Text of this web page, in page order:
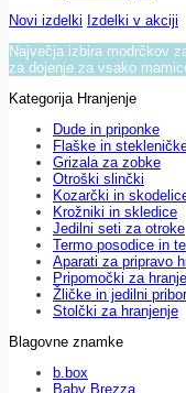
Novi izdelki Izdelki v akciji
Največja izbira modrčkov
za dojenje za vsako
Kategorija Hranjenje
Dude in priponke
Flaške in
Grizala za zobke
Otroški slinčki
Kozarčki in
Krožniki in skledice
Jedilni seti za otroke
Termo posodice in
Aparati za pripravo
Pripomočki za
Žličke in jedilni pribor
Stolčki za hranjenje
Blagovne znamke
b.box
Baby Brezza